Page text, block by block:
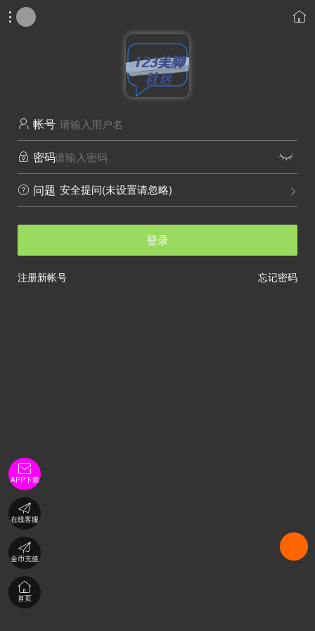
 
 帐号
 密码 
 问题 
安全提问(未设置请忽略)
登录
忘记密码
注册新帐号

APP下载

在线客服

金币充值

首页